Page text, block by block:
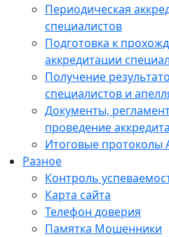
Периодическая
специалистов
Подготовка к
аккредитации
Получение
специалистов и
Документы,
проведение
Итоговые протоколы
Разное
Контроль
Карта сайта
Телефон доверия
Памятка Мошенники